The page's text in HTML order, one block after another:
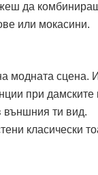
да
или мокасини.
модната сцена.
при дамските
външния ти вид.
класически